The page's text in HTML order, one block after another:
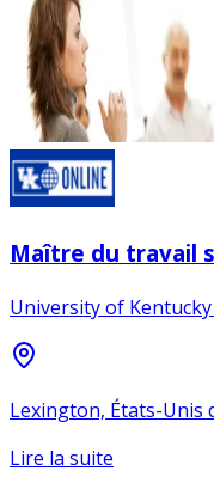
Maître du travail
University of
Lexington, États-Unis
Lire la suite